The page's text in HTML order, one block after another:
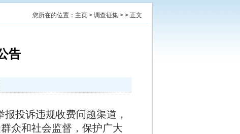
您所在的位置： 主页 > 调查征集 > > 正文
告
投诉违规收费问题渠道，
众和社会监督，保护广大